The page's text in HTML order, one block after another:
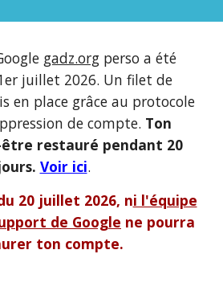
gadz.org perso a été
juillet 2026. Un filet de
en place grâce au protocole
de compte. Ton
restauré pendant 20
Voir ici.
20 juillet 2026, ni l'équipe
de Google ne pourra
ton compte.